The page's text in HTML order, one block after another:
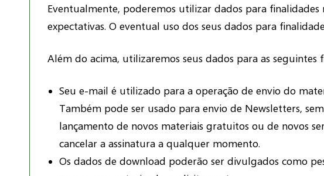
Eventualmente, poderemos utilizar dados para
expectativas. O eventual uso dos seus dados para
Além do acima, utilizaremos seus dados para as seguintes
Seu e-mail é utilizado para a operação de envio do
Também pode ser usado para envio de Newsletters,
lançamento de novos materiais gratuitos ou de novos
cancelar a assinatura a qualquer momento.
Os dados de download poderão ser divulgados como